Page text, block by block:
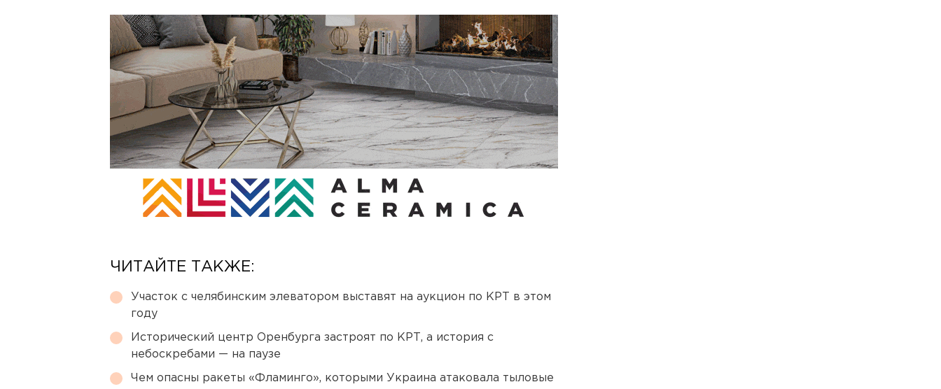
ЧИТАЙТЕ ТАКЖЕ:
Участок с челябинским элеватором выставят на аукцион по КРТ в этом
году
Исторический центр Оренбурга застроят по КРТ, а история с
небоскребами — на паузе
Чем опасны ракеты «Фламинго», которыми Украина атаковала тыловые